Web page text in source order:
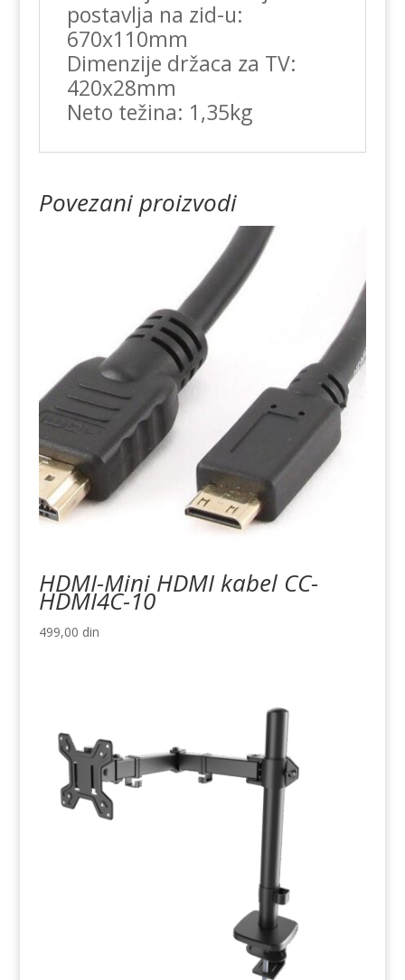
postavlja na zid-u:
670x110mm
Dimenzije držaca za TV:
420x28mm
Neto težina: 1,35kg
Povezani proizvodi
HDMI-Mini HDMI kabel CC-
HDMI4C-10
499,00 din